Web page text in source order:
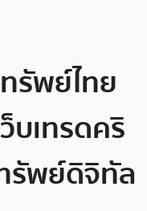
รัพย์ไทย
บเทรดคริ
รัพย์ดิจิทัล